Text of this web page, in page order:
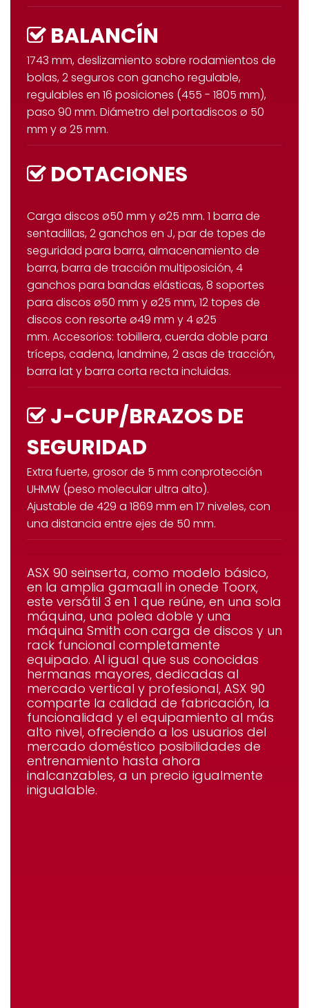
BALANCÍN
1743 mm, deslizamiento sobre rodamientos de
bolas, 2 seguros con gancho regulable,
regulables en 16 posiciones (455 - 1805 mm),
paso 90 mm. Diámetro del portadiscos ø 50
mm y ø 25 mm.
DOTACIONES
Carga discos ø50 mm y ø25 mm. 1 barra de
sentadillas, 2 ganchos en J, par de topes de
seguridad para barra, almacenamiento de
barra, barra de tracción multiposición, 4
ganchos para bandas elásticas, 8 soportes
para discos ø50 mm y ø25 mm, 12 topes de
discos con resorte ø49 mm y 4 ø25
mm. Accesorios: tobillera, cuerda doble para
tríceps, cadena, landmine, 2 asas de tracción,
barra lat y barra corta recta incluidas.
J-CUP/BRAZOS DE
SEGURIDAD
Extra fuerte, grosor de 5 mm conprotección
UHMW (peso molecular ultra alto).
Ajustable de 429 a 1869 mm en 17 niveles, con
una distancia entre ejes de 50 mm.
ASX 90 seinserta, como modelo básico,
en la amplia gamaall in onede Toorx,
este versátil 3 en 1 que reúne, en una sola
máquina, una polea doble y una
máquina Smith con carga de discos y un
rack funcional completamente
equipado. Al igual que sus conocidas
hermanas mayores, dedicadas al
mercado vertical y profesional, ASX 90
comparte la calidad de fabricación, la
funcionalidad y el equipamiento al más
alto nivel, ofreciendo a los usuarios del
mercado doméstico posibilidades de
entrenamiento hasta ahora
inalcanzables, a un precio igualmente
inigualable.